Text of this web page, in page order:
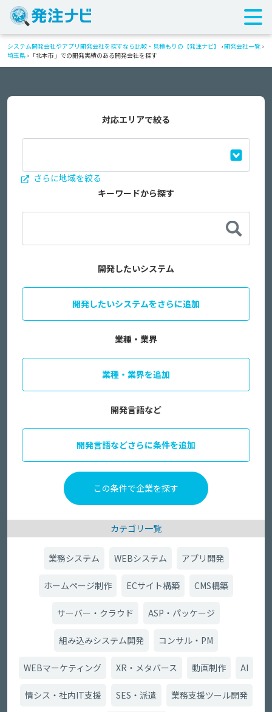
システム開発会社やアプリ開発会社を探すなら比較・見積もりの【発注ナビ】 ›開発会社一覧 ›
埼玉県 › 「北本市」での開発実績のある開発会社を探す
対応エリアで絞る
さらに地域を絞る
キーワードから探す
開発したいシステム
開発したいシステムをさらに追加
業種・業界
業種・業界を追加
開発言語など
開発言語などさらに条件を追加
カテゴリ一覧
業務システム WEBシステム アプリ開発
ホームページ制作 ECサイト構築 CMS構築
サーバー・クラウド ASP・パッケージ
組み込みシステム開発 コンサル・PM
WEBマーケティング XR・メタバース 動画制作 AI
情シス・社内IT支援 SES・派遣 業務支援ツール開発